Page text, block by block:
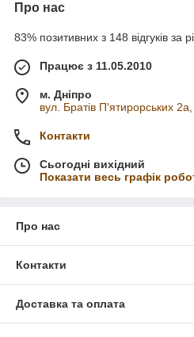
Про нас
83% позитивних з 148 відгуків за
Працює з 11.05.2010
м. Дніпро
вул. Братів П'ятирорських
Контакти
Сьогодні вихідний
Показати весь графік
Про нас
Контакти
Доставка та оплата